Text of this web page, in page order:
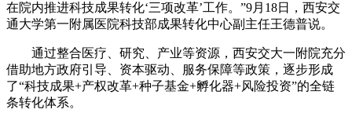
在院内推进科技成果转化‘三项改革’工作。”9月18日，西安交
通大学第一附属医院科技部成果转化中心副主任王德普说。
通过整合医疗、研究、产业等资源，西安交大一附院充分
借助地方政府引导、资本驱动、服务保障等政策，逐步形成
了“科技成果+产权改革+种子基金+孵化器+风险投资”的全链
条转化体系。